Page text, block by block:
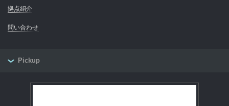
拠点紹介
問い合わせ
Pickup